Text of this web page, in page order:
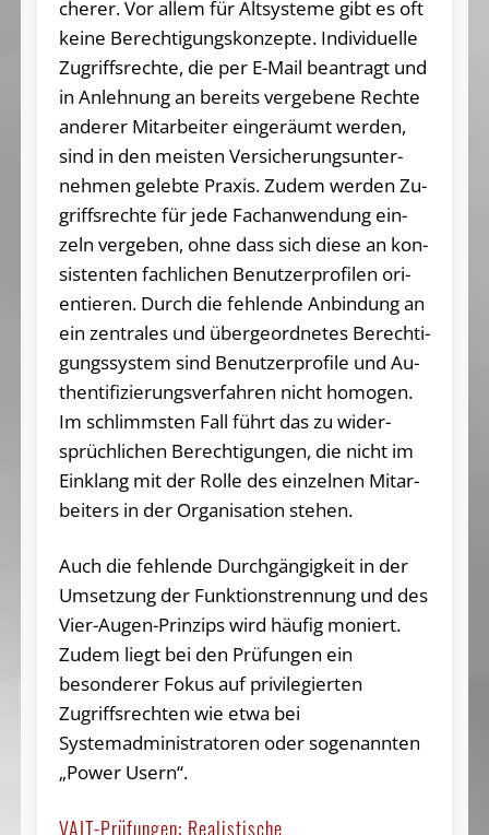
che­rer. Vor al­lem für Alt­sys­te­me gibt es oft
kei­ne Be­rech­ti­gungs­kon­zep­te. In­di­vi­du­el­le
Zu­griffs­rech­te, die per E-Mail be­an­tragt und
in An­leh­nung an be­reits ver­ge­be­ne Rech­te
an­de­rer Mit­ar­bei­ter ein­ge­räumt wer­den,
sind in den meis­ten Ver­si­che­rungs­un­ter­
neh­men ge­leb­te Pra­xis. Zu­dem wer­den Zu­
griffs­rech­te für je­de Fach­an­wen­dung ein­
zeln ver­ge­ben, oh­ne dass sich die­se an kon­
sis­ten­ten fach­li­chen Be­nut­zer­pro­fi­len ori­
en­tie­ren. Durch die feh­len­de An­bin­dung an
ein zen­tra­les und über­ge­ord­ne­tes Be­rech­ti­
gungs­sys­tem sind Be­nut­zer­pro­fi­le und Au­
then­ti­fi­zie­rungs­ver­fah­ren nicht ho­mo­gen.
Im schlimms­ten Fall führt das zu wi­der­
sprüch­li­chen Be­rech­ti­gun­gen, die nicht im
Ein­klang mit der Rol­le des ein­zel­nen Mit­ar­
bei­ters in der Or­ga­ni­sa­ti­on stehen.
Auch die fehlende Durchgängigkeit in der
Umsetzung der Funktionstrennung und des
Vier-Augen-Prinzips wird häufig moniert.
Zudem liegt bei den Prüfungen ein
besonderer Fokus auf privilegierten
Zugriffsrechten wie etwa bei
Systemadministratoren oder sogenannten
„Power Usern“.
VAIT-Prüfungen: Realistische